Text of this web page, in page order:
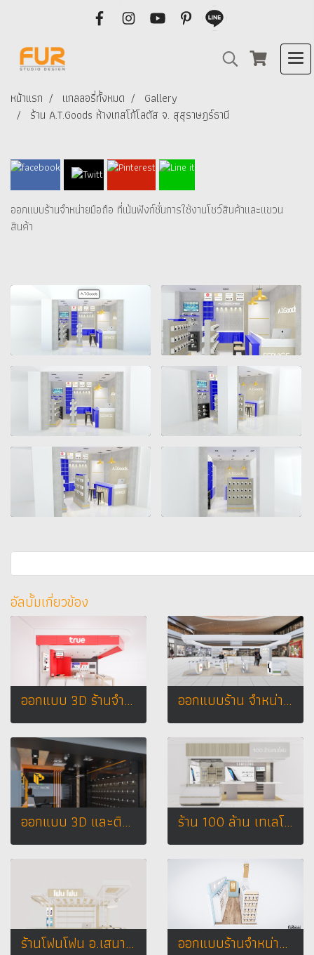
หน้าแรก แกลลอรี่ทั้งหมด
Gallery
ร้าน A.T.Goods ห้างเทสโก้โลตัส จ. สุสุราษฎร์ธานี
ออกแบบร้านจำหน่ายมือถือ ที่เน้นฟังก์ชั่นการใช้งานโชว์สินค้าและแขวน
สินค้า
อัลบั้มเกี่ยวข้อง
ออกแบบ 3D ร้านจำหน่ายมือถือ True shop สถานที่ : BIG C สัตหีบ จ. ชลบุรี ออกแบบร้าน จำหน่ายมือถือ ร้าน @ STUDIO เทสโก้โลตัส รังสิตคลอง7 จ.ปทุมธานี
ออกแบบ 3D และติดตั้งร้านจำหน่ายมือถือ ร้าน PERFECT PHONE ห้างมาบุญครอง (MBK) กรุงเทพมหานคร ร้าน 100 ล้าน เทเลโฟน
ร้านโฟนโฟน อ.เสนา จ.พระนครศรีอยุธยา ออกแบบร้านจำหน่ายมือถือ ร้านโฟนโฟน เทสโก้โลตัส อำเภอเสนา จังหวัดพระนครศรีอยุธยา